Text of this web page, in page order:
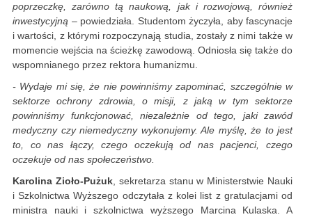
poprzeczkę, zarówno tą naukową, jak i rozwojową, również
inwestycyjną – powiedziała. Studentom życzyła, aby fascynacje
i wartości, z którymi rozpoczynają studia, zostały z nimi także w
momencie wejścia na ścieżkę zawodową. Odniosła się także do
wspomnianego przez rektora humanizmu.
- Wydaje mi się, że nie powinniśmy zapominać, szczególnie w
sektorze ochrony zdrowia, o misji, z jaką w tym sektorze
powinniśmy funkcjonować, niezależnie od tego, jaki zawód
medyczny czy niemedyczny wykonujemy. Ale myślę, że to jest
to, co nas łączy, czego oczekują od nas pacjenci, czego
oczekuje od nas społeczeństwo.
Karolina Zioło-Pużuk, sekretarza stanu w Ministerstwie Nauki
i Szkolnictwa Wyższego odczytała z kolei list z gratulacjami od
ministra nauki i szkolnictwa wyższego Marcina Kulaska. A